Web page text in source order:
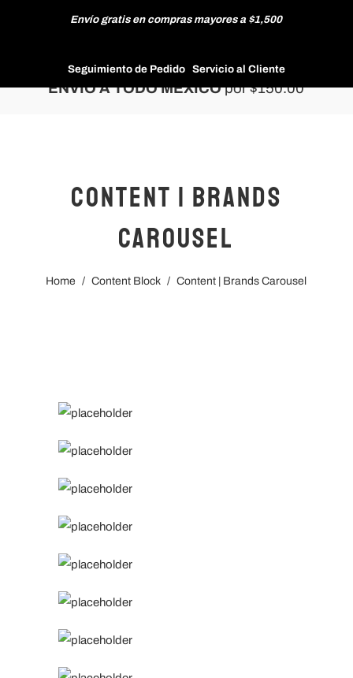
Envío gratis en compras mayores a $1,500
Seguimiento de Pedido Servicio al Cliente
ENVÍO A TODO MÉXICOpor $150.00
Content | Brands
Carousel
Home / Content Block / Content | Brands Carousel